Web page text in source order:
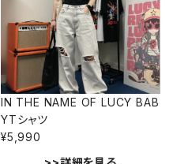
IN THE NAME OF LUCY BAB
YTシャツ
¥5,990